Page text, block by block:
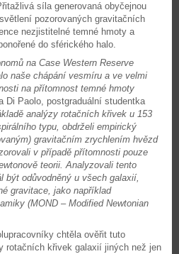
síla generovaná obyčejnou
pozorovaných gravitačních
nezjistitelné temné hmoty a
do sférického halo.
na Case Western Reserve
naše chápání vesmíru a ve velmi
na přítomnost temné hmoty
Di Paolo, postgraduální studentka
analýzy rotačních křivek u 153
typu, obdrželi empirický
gravitačním zrychlením hvězd
v případě přítomnosti pouze
teorii. Analyzovali tento
být odůvodněný u všech galaxií,
gravitace, jako například
(MOND – Modified Newtonian
chtěla ověřit tuto
rotačních křivek galaxií jiných než jen